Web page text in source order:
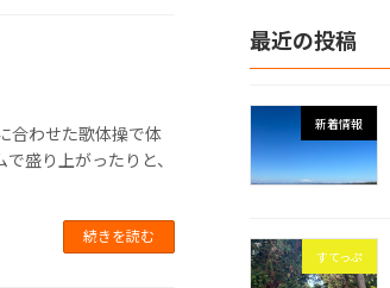
合わせた歌体操で体
盛り上がったりと、
続きを読む
最近の投稿
新着情報
すてっぷ